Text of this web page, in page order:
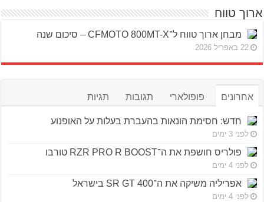
ארוך טווח
מבחן ארוך טווח ל־CFMOTO 800MT-X – סיכום שנה
22 באפריל 2026
אחרונים פופולארי תגובות תגיות
חדש: חסימת הונאות בהעברת בעלות על האופנוע
לפני 3 ימים
פולריס חושפת את ה־RZR PRO R BOOST טורבו
לפני 4 ימים
אפריליה משיקה את ה־SR GT 400 בישראל
לפני 4 ימים